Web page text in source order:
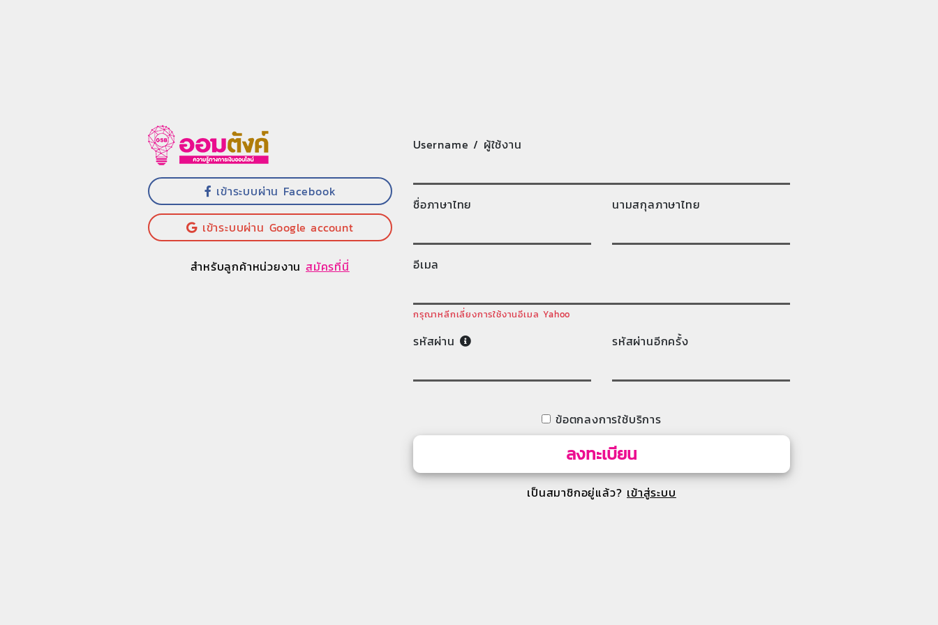
เข้าระบบผ่าน Facebook
เข้าระบบผ่าน Google account
สำหรับลูกค้าหน่วยงาน สมัครที่นี่
Username / ผู้ใช้งาน
ชื่อภาษาไทย นามสกุลภาษาไทย
อีเมล
กรุณาหลีกเลี่ยงการใช้งานอีเมล Yahoo
รหัสผ่าน รหัสผ่านอีกครั้ง
ข้อตกลงการใช้บริการ
ลงทะเบียน
เป็นสมาชิกอยู่แล้ว? เข้าสู่ระบบ